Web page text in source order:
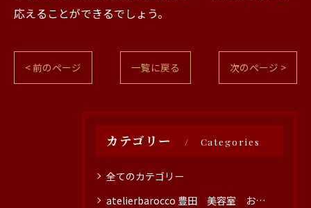
応えることができるでしょう。
< 前のページ 一覧に戻る 次のページ >
カテゴリー Categories
全てのカテゴリー
atelierbarocco 豊田 美容室 おすすめ